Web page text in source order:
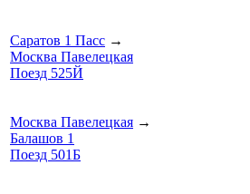
Саратов 1 Пасс →
Москва Павелецкая
Поезд 525Й
Москва Павелецкая →
Балашов 1
Поезд 501Б